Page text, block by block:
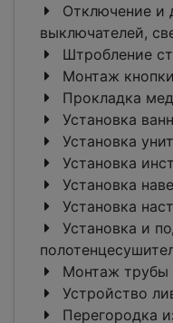
Отключение и
выключателей,
Штробление
Монтаж
Прокладка
Установка
Установка
Установка
Установка
Установка
Установка и
Монтаж трубы
Устройство
Перегородка